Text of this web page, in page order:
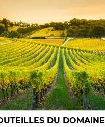
DU DOMAINE